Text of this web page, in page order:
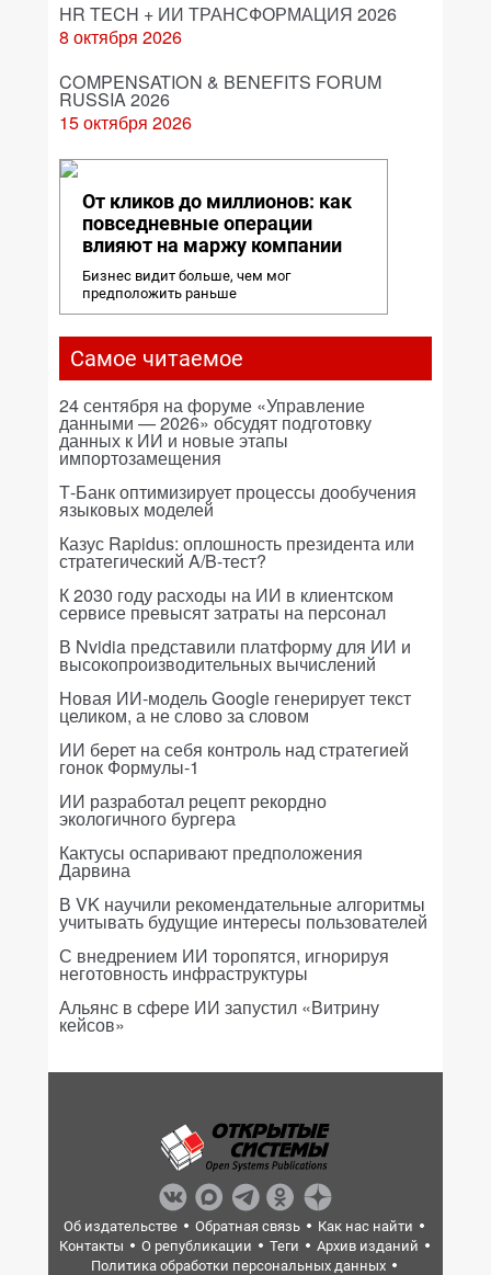
HR TECH + ИИ ТРАНСФОРМАЦИЯ 2026
8 октября 2026
COMPENSATION & BENEFITS FORUM
RUSSIA 2026
15 октября 2026
От кликов до миллионов: как
повседневные операции
влияют на маржу компании
Бизнес видит больше, чем мог
предположить раньше
Самое читаемое
24 сентября на форуме «Управление
данными — 2026» обсудят подготовку
данных к ИИ и новые этапы
импортозамещения
Т-Банк оптимизирует процессы дообучения
языковых моделей
Казус Rapidus: оплошность президента или
стратегический A/B-тест?
К 2030 году расходы на ИИ в клиентском
сервисе превысят затраты на персонал
В Nvidia представили платформу для ИИ и
высокопроизводительных вычислений
Новая ИИ-модель Google генерирует текст
целиком, а не слово за словом
ИИ берет на себя контроль над стратегией
гонок Формулы-1
ИИ разработал рецепт рекордно
экологичного бургера
Кактусы оспаривают предположения
Дарвина
В VK научили рекомендательные алгоритмы
учитывать будущие интересы пользователей
С внедрением ИИ торопятся, игнорируя
неготовность инфраструктуры
Альянс в сфере ИИ запустил «Витрину
кейсов»
Об издательстве Обратная связь
Как нас найти
Контакты
О републикации Теги
Архив изданий
Политика обработки персональных данных